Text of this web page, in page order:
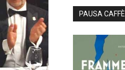
PAUSA CAFFÈ